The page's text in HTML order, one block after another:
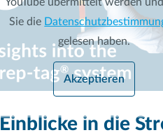
Sie die
gelesen haben.
Akzeptieren
Einblicke in die